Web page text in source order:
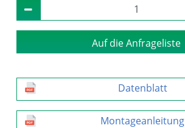
Auf die Anfrageliste
Datenblatt
Montageanleitung